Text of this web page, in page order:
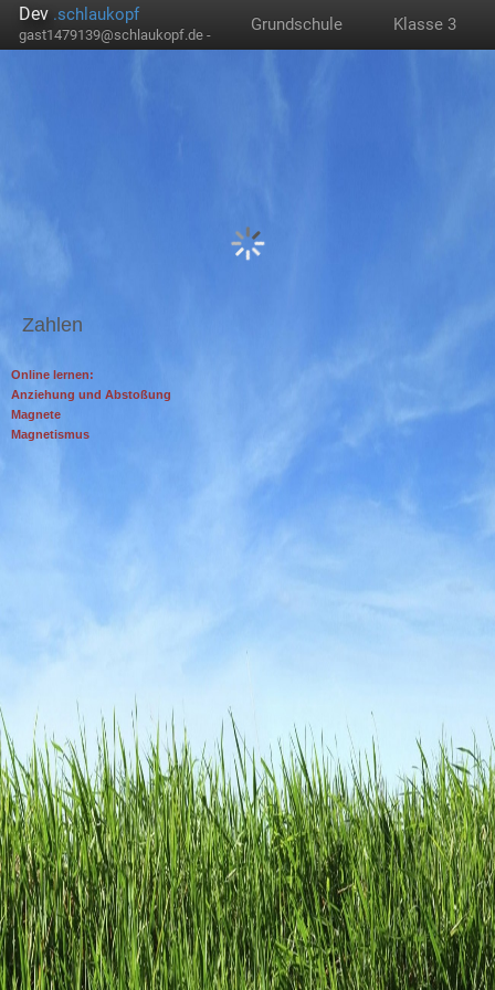
Dev .schlaukopf
gast1479139@schlaukopf.de -
Grundschule Klasse 3
Zahlen
Online lernen:
Anziehung und Abstoßung
Magnete
Magnetismus